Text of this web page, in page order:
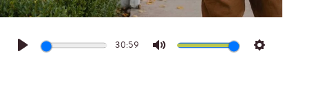
Play
30:59
Mute Settings